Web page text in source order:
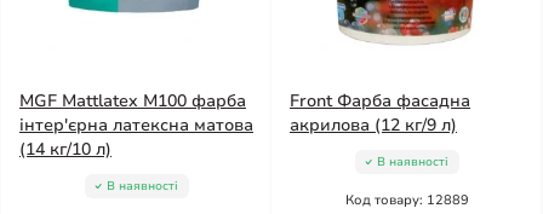
MGF Mattlatex М100 фарба
інтер'єрна латексна матова
(14 кг/10 л)
В наявності
Front Фарба фасадна
акрилова (12 кг/9 л)
В наявності
Код товару: 12889